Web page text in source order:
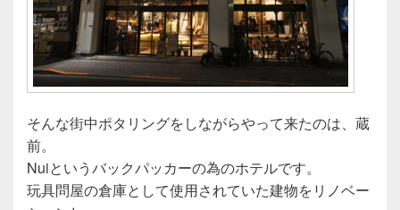
そんな街中ポタリングをしながらやって来たのは、蔵
前。
Nuiというバックパッカーの為のホテルです。
玩具問屋の倉庫として使用されていた建物をリノベー